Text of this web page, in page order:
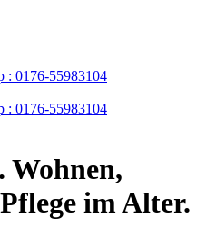
: 0176-55983104
: 0176-55983104
Wohnen,
im Alter.